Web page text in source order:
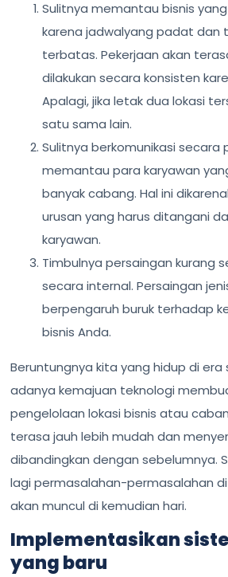
Sulitnya memantau bisnis
karena jadwalyang padat dan
terbatas. Pekerjaan akan
dilakukan secara konsisten
Apalagi, jika letak dua lokasi
satu sama lain.
Sulitnya berkomunikasi secara
memantau para karyawan
banyak cabang. Hal ini
urusan yang harus ditangani
karyawan.
Timbulnya persaingan kurang
secara internal. Persaingan
berpengaruh buruk terhadap
bisnis Anda.
Beruntungnya kita yang hidup di era
adanya kemajuan teknologi
pengelolaan lokasi bisnis atau
terasa jauh lebih mudah dan
dibandingkan dengan sebelumnya.
lagi permasalahan-permasalahan
akan muncul di kemudian hari.
Implementasikan
yang baru